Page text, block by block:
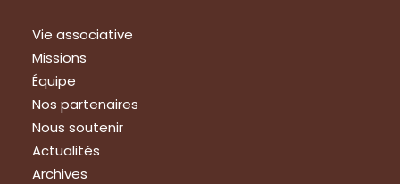
Vie associative
Missions
Équipe
Nos partenaires
Nous soutenir
Actualités
Archives